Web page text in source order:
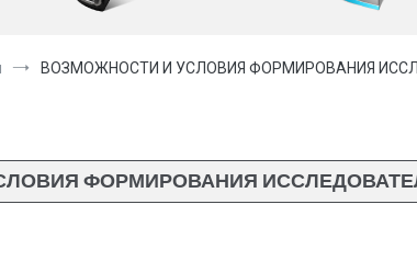
ВОЗМОЖНОСТИ И УСЛОВИЯ ФОРМИРОВАНИЯ
ФОРМИРОВАНИЯ